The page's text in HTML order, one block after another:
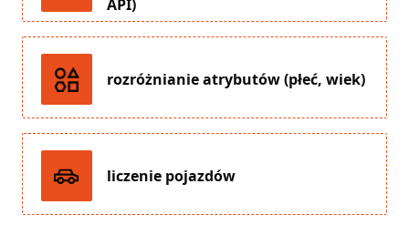
API)
rozróżnianie atrybutów (płeć, wiek)
liczenie pojazdów